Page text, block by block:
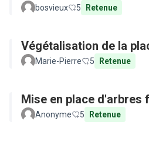
bosvieux 5 Retenue
Végétalisation de la
Marie-Pierre 5 Retenue
Mise en place d'arbres
Anonyme 5 Retenue